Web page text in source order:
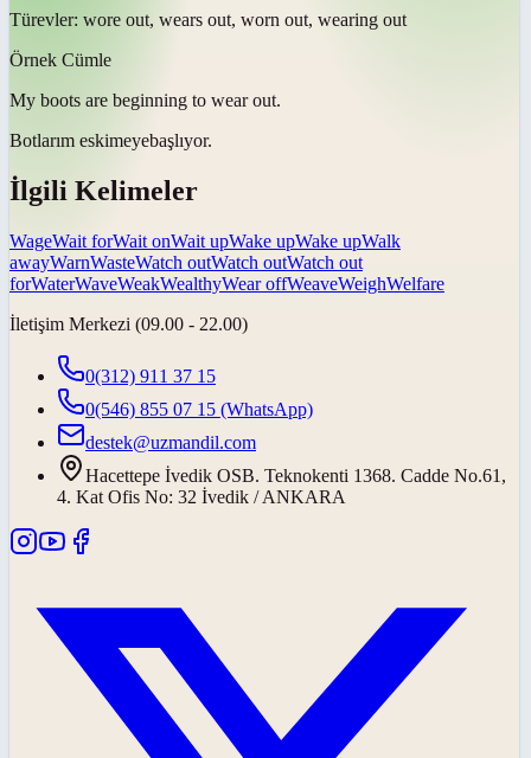
Türevler: wore out, wears out, worn out, wearing out
Örnek Cümle
My boots are beginning to wear out.
Botlarım eskimeyebaşlıyor.
İlgili Kelimeler
WageWait forWait onWait upWake upWake upWalk
awayWarnWasteWatch outWatch outWatch out
forWaterWaveWeakWealthyWear offWeaveWeighWelfare
İletişim Merkezi (09.00 - 22.00)
0(312) 911 37 15
0(546) 855 07 15 (WhatsApp)
destek@uzmandil.com
Hacettepe İvedik OSB. Teknokenti 1368. Cadde No.61,
4. Kat Ofis No: 32 İvedik / ANKARA